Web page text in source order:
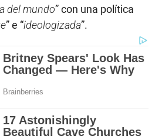
del mundo” con una política
” e “ideologizada”.